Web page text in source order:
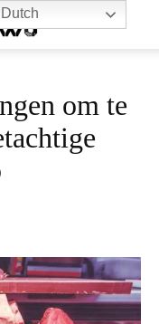
om te
Dutch